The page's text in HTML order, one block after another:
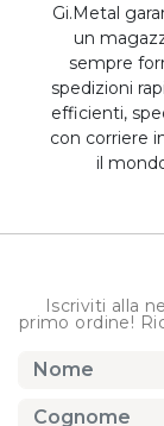
Gi.Metal
un
sempre
spedizioni
efficienti,
con corriere
il
Iscriviti alla
primo ordine!